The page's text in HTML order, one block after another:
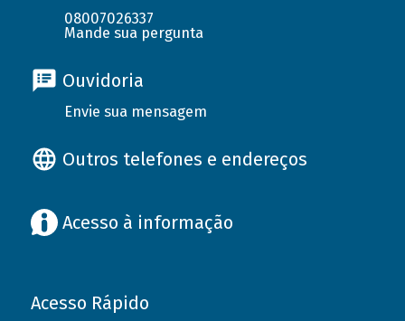
08007026337
Mande sua pergunta
Ouvidoria
Envie sua mensagem
Outros telefones e endereços
Acesso à informação
Acesso Rápido